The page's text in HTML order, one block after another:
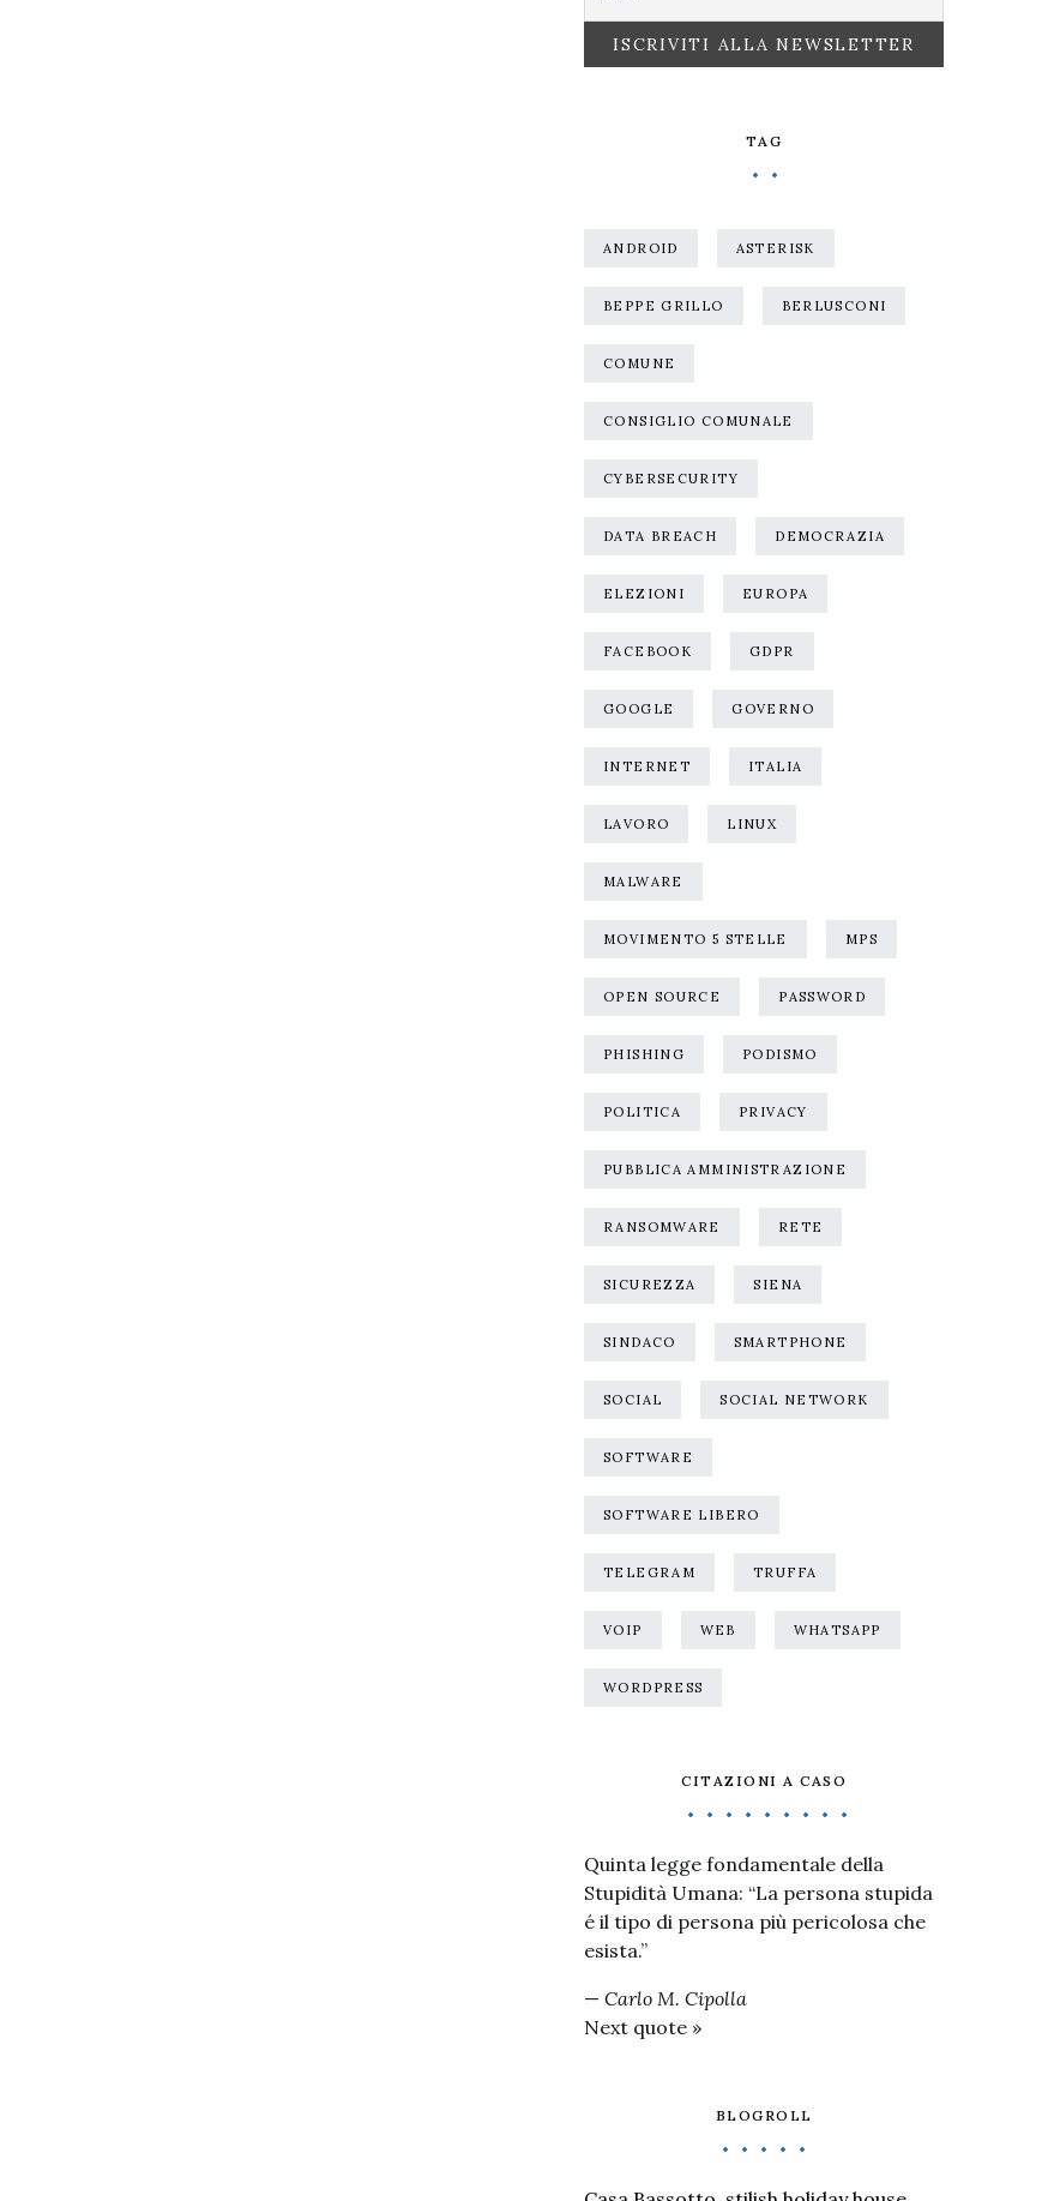
TAG
ANDROID ASTERISK
BEPPE GRILLO BERLUSCONI
COMUNE
CONSIGLIO COMUNALE
CYBERSECURITY
DATA BREACH DEMOCRAZIA
ELEZIONI EUROPA
FACEBOOK GDPR
GOOGLE GOVERNO
INTERNET ITALIA
LAVORO LINUX
MALWARE
MOVIMENTO 5 STELLE MPS
OPEN SOURCE PASSWORD
PHISHING PODISMO
POLITICA PRIVACY
PUBBLICA AMMINISTRAZIONE
RANSOMWARE RETE
SICUREZZA SIENA
SINDACO SMARTPHONE
SOCIAL SOCIAL NETWORK
SOFTWARE
SOFTWARE LIBERO
TELEGRAM TRUFFA
VOIP WEB WHATSAPP
WORDPRESS
CITAZIONI A CASO
Quinta legge fondamentale della
Stupidità Umana: “La persona stupida
é il tipo di persona più pericolosa che
esista.”
— Carlo M. Cipolla
Next quote »
BLOGROLL